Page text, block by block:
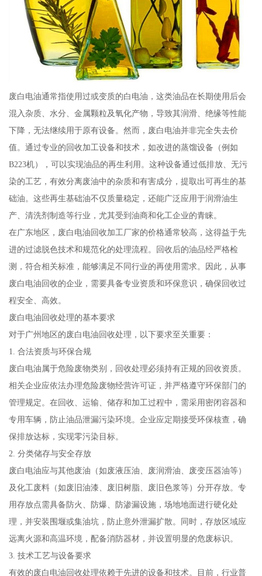
废白电油通常指使用过或变质的白电油，这类油品在长期使用后会
混入杂质、水分、金属颗粒及氧化产物，导致其润滑、绝缘等性能
下降，无法继续用于原有设备。然而，废白电油并非完全失去价
值。通过专业的回收加工设备和技术，如改进的蒸馏设备（例如
B223机），可以实现油品的再生利用。这种设备通过低排放、无污
染的工艺，有效分离废油中的杂质和有害成分，提取出可再生的基
础油。这些再生基础油不仅质量稳定，还能广泛应用于润滑油生
产、清洗剂制造等行业，尤其受到油商和化工企业的青睐。
在广东地区，废白电油回收加工厂家的价格通常较高，这得益于先
进的过滤脱色技术和规范化的处理流程。回收后的油品经严格检
测，符合相关标准，能够满足不同行业的再使用需求。因此，从事
废白电油回收的企业，需要具备专业资质和环保意识，确保回收过
程安全、高效。
废白电油回收处理的基本要求
对于广州地区的废白电油回收处理，以下要求至关重要：
1. 合法资质与环保合规
废白电油属于危险废物类别，回收处理必须持有正规的回收资质。
相关企业应依法办理危险废物经营许可证，并严格遵守环保部门的
管理规定。在回收、运输、储存和加工过程中，需采用密闭容器和
专用车辆，防止油品泄漏污染环境。企业应定期接受环保核查，确
保排放达标，实现零污染目标。
2. 分类储存与安全存放
废白电油应与其他废油（如废液压油、废润滑油、废变压器油等）
及化工废料（如废旧油漆、废旧树脂、废旧色浆等）分开存放。专
用存放点需具备防火、防爆、防渗漏设施，场地地面进行硬化处
理，并安装围堰或集油坑，防止意外泄漏扩散。同时，存放区域应
远离火源和高温环境，配备消防器材，并设置明显的危废标识。
3. 技术工艺与设备要求
有效的废白电油回收处理依赖于先进的设备和技术。目前，行业普